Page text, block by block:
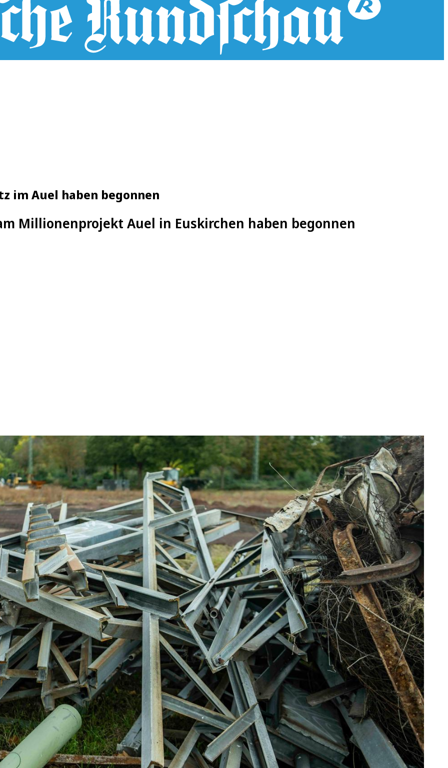
im Auel haben begonnen
Millionenprojekt Auel in Euskirchen haben begonnen